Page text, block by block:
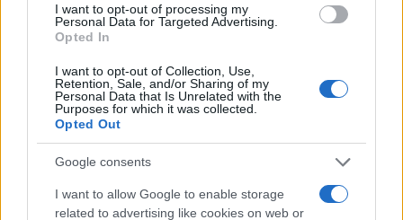
I want to opt-out of processing my
Personal Data for Targeted Advertising.
Opted In
I want to opt-out of Collection, Use,
Retention, Sale, and/or Sharing of my
Personal Data that Is Unrelated with the
Purposes for which it was collected.
Opted Out
Google consents
I want to allow Google to enable storage
related to advertising like cookies on web or
condominio. Cosa posso fare?
di Enrico Foscarini
5 Agosto 2026, 7:00